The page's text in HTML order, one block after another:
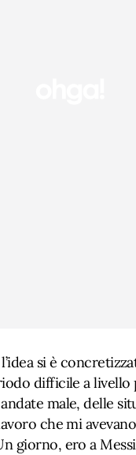
si è
difficile a livello
male, delle
che mi
giorno, ero a